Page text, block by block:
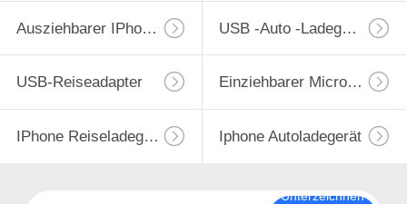
Ausziehbarer IPhone-Lader USB -Auto -Ladegerät
USB-Reiseadapter Einziehbarer Micro-USB-Lader
IPhone Reiseladegerät Iphone Autoladegerät
Unterzeichnen